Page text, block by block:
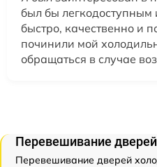
был бы легкодоступным
быстро, качественно и
починили мой
обращаться в случае
Перевешивание
Перевешивание дверей